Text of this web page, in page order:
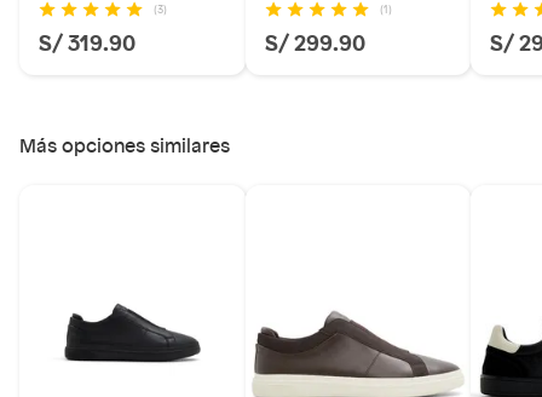
(3)
S/ 319.90
(1)
S/ 299.90 S/
Más opciones similares